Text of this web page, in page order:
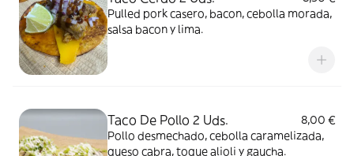
Pulled pork casero, bacon, cebolla morada,
salsa bacon y lima.
Taco De Pollo 2 Uds.
8,00 €
Pollo desmechado, cebolla caramelizada,
queso cabra, toque alioli y gaucha.